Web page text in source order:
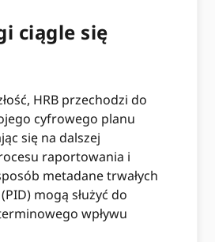
ciągle się
HRB przechodzi do
cyfrowego planu
się na dalszej
raportowania i
metadane trwałych
mogą służyć do
wpływu